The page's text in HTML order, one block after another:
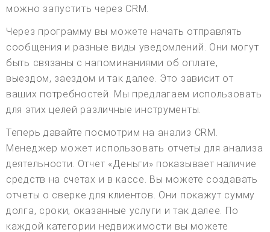
можно запустить через CRM.
Через программу вы можете начать отправлять
сообщения и разные виды уведомлений. Они могут
быть связаны с напоминаниями об оплате,
выездом, заездом и так далее. Это зависит от
ваших потребностей. Мы предлагаем использовать
для этих целей различные инструменты.
Теперь давайте посмотрим на анализ CRM.
Менеджер может использовать отчеты для анализа
деятельности. Отчет «Деньги» показывает наличие
средств на счетах и в кассе. Вы можете создавать
отчеты о сверке для клиентов. Они покажут сумму
долга, сроки, оказанные услуги и так далее. По
каждой категории недвижимости вы можете